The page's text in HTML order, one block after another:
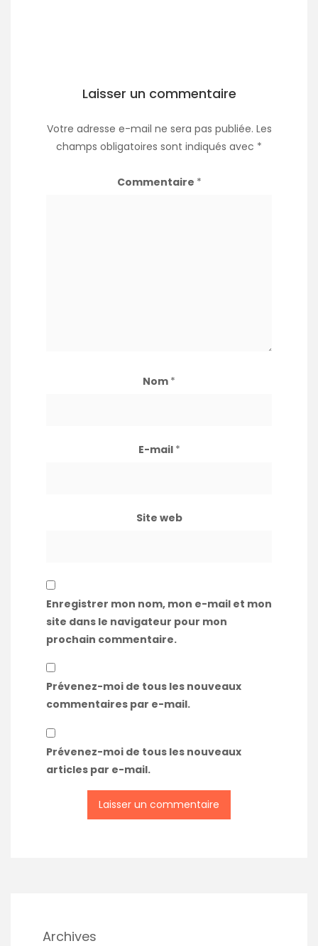
Laisser un commentaire
Votre adresse e-mail ne sera pas publiée. Les
champs obligatoires sont indiqués avec *
Commentaire *
Nom *
E-mail *
Site web
Enregistrer mon nom, mon e-mail et mon
site dans le navigateur pour mon
prochain commentaire.
Prévenez-moi de tous les nouveaux
commentaires par e-mail.
Prévenez-moi de tous les nouveaux
articles par e-mail.
Archives